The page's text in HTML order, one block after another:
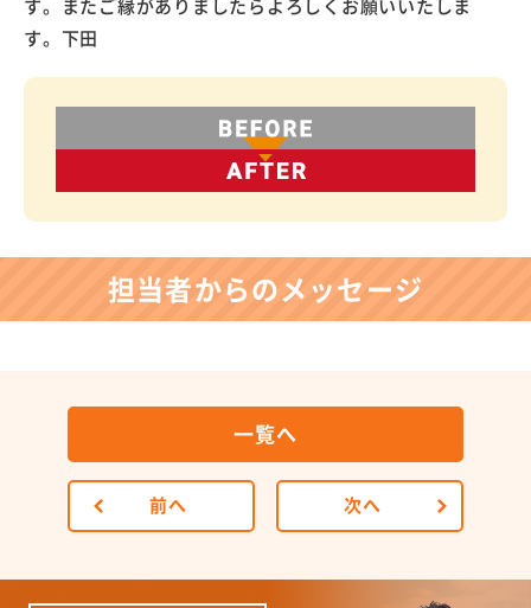
す。下田
担当者からのメッセージ
前へ
一覧へ
次へ